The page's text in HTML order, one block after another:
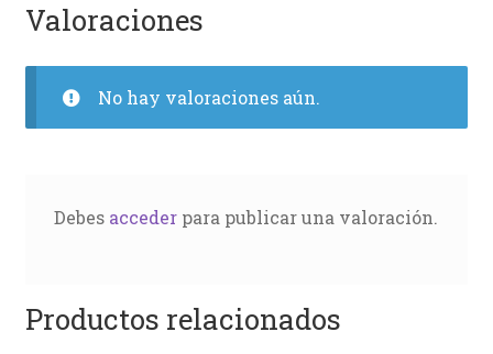
Valoraciones
No hay valoraciones aún.
Debes accederpara publicar una valoración.
Productos relacionados